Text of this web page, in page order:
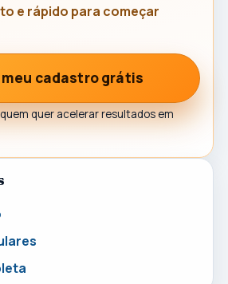
e rápido para começar
meu cadastro grátis
quer acelerar resultados em